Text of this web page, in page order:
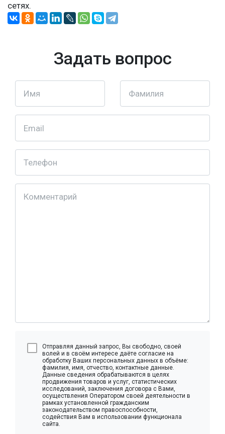
сетях.
Задать вопрос
Отправляя данный запрос, Вы свободно, своей
волей и в своём интересе даёте согласие на
обработку Ваших персональных данных в объёме:
фамилия, имя, отчество, контактные данные.
Данные сведения обрабатываются в целях
продвижения товаров и услуг, статистических
исследований, заключения договора с Вами,
осуществления Оператором своей деятельности в
рамках установленной гражданским
законодательством правоспособности,
содействия Вам в использовании функционала
сайта.